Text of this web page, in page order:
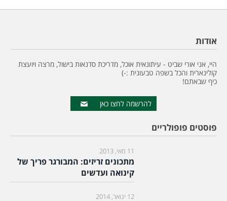
אודות
היי, אני אורי שביט - עיתונאית אוכל, מדריכת סדנאות בישול, מרצה ויועצת
קולינארית והכל בשפה טבעונית :-)
כיף שבאתם!
להרשמה לחצו כאן
פוסטים פופולריים
11 מאי, 2013
מתכונים זריזים: המבורגר פריך של
קינואה ועדשים
12 ינואר, 2014